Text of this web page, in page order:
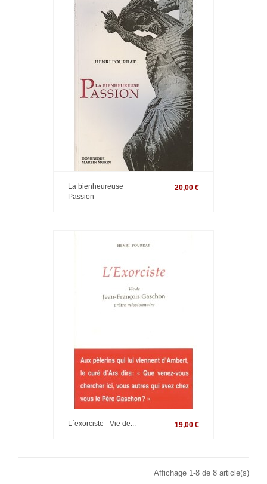
La bienheureuse
Passion
20,00 €
L´exorciste - Vie de... 19,00 €
Affichage 1-8 de 8 article(s)